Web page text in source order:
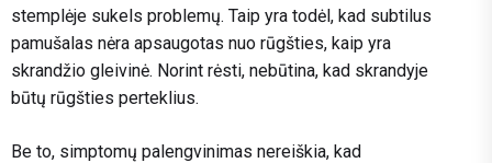
stemplėje sukels problemų. Taip yra todėl, kad subtilus
pamušalas nėra apsaugotas nuo rūgšties, kaip yra
skrandžio gleivinė. Norint rėsti, nebūtina, kad skrandyje
būtų rūgšties perteklius.
Be to, simptomų palengvinimas nereiškia, kad